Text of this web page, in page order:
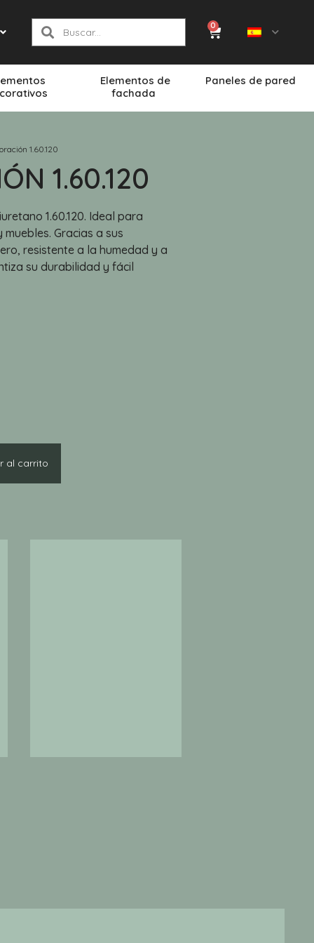
0
Elementos de
fachada
Paneles de pared
1.60.120
1.60.120
1.60.120. Ideal para
Gracias a sus
resistente a la humedad y a
su durabilidad y fácil
al carrito